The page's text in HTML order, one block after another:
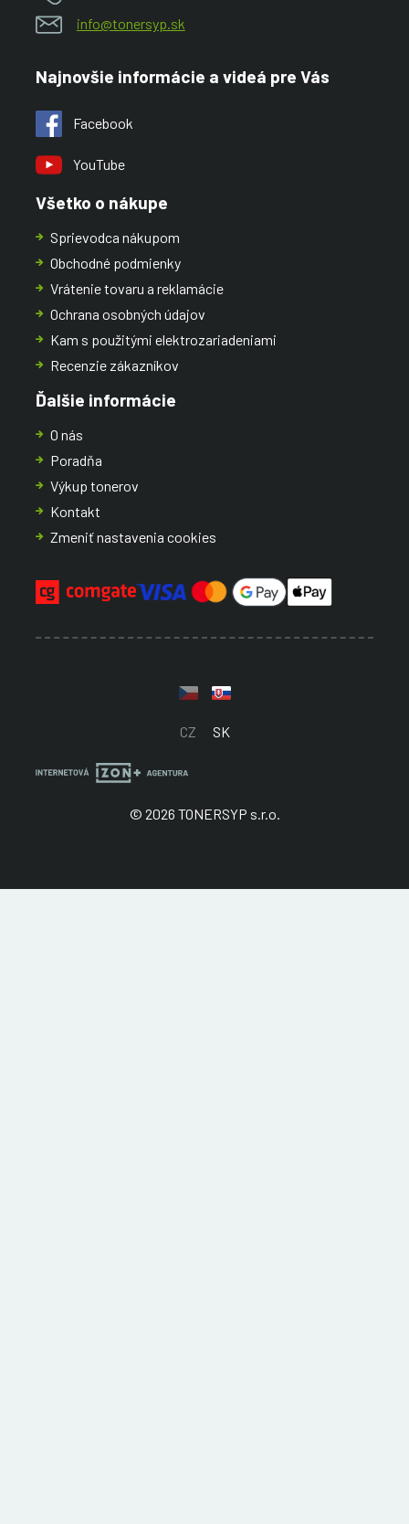
info@tonersyp.sk
Najnovšie informácie a videá pre Vás
Facebook
YouTube
Všetko o nákupe
Sprievodca nákupom
Obchodné podmienky
Vrátenie tovaru a reklamácie
Ochrana osobných údajov
Kam s použitými elektrozariadeniami
Recenzie zákazníkov
Ďalšie informácie
O nás
Poradňa
Výkup tonerov
Kontakt
Zmeniť nastavenia cookies
CZ SK
© 2026 TONERSYP s.r.o.